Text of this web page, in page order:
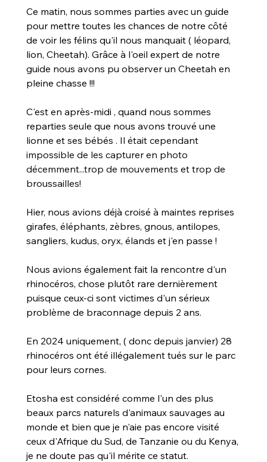
Ce matin, nous sommes parties avec un guide
pour mettre toutes les chances de notre côté
de voir les félins qu'il nous manquait ( léopard,
lion, Cheetah). Grâce à l'oeil expert de notre
guide nous avons pu observer un Cheetah en
pleine chasse !!!
C'est en après-midi , quand nous sommes
reparties seule que nous avons trouvé une
lionne et ses bébés . Il était cependant
impossible de les capturer en photo
décemment...trop de mouvements et trop de
broussailles!
Hier, nous avions déjà croisé à maintes reprises
girafes, éléphants, zèbres, gnous, antilopes,
sangliers, kudus, oryx, élands et j'en passe !
Nous avions également fait la rencontre d'un
rhinocéros, chose plutôt rare dernièrement
puisque ceux-ci sont victimes d'un sérieux
problème de braconnage depuis 2 ans.
En 2024 uniquement, ( donc depuis janvier) 28
rhinocéros ont été illégalement tués sur le parc
pour leurs cornes.
Etosha est considéré comme l'un des plus
beaux parcs naturels d'animaux sauvages au
monde et bien que je n'aie pas encore visité
ceux d'Afrique du Sud, de Tanzanie ou du Kenya,
je ne doute pas qu'il mérite ce statut.